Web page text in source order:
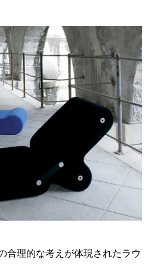
合理的な考えが体現されたラウ